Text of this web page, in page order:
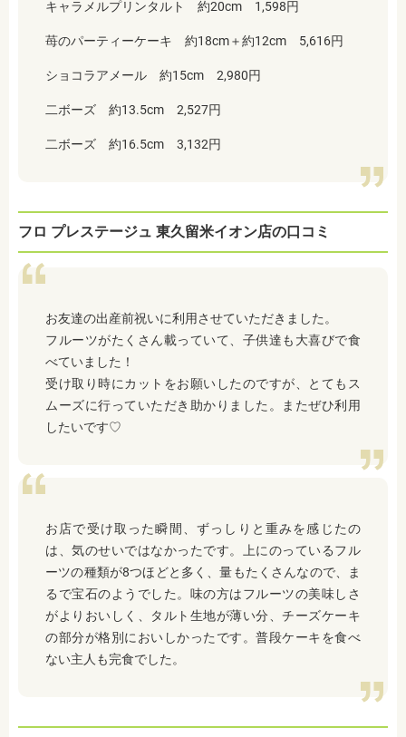
キャラメルプリンタルト 約20cm 1,598円
苺のパーティーケーキ 約18cm＋約12cm 5,616円
ショコラアメール 約15cm 2,980円
二ボーズ 約13.5cm 2,527円
二ボーズ 約16.5cm 3,132円
フロ プレステージュ 東久留米イオン店の口コミ
お友達の出産前祝いに利用させていただきました。
フルーツがたくさん載っていて、子供達も大喜びで食
べていました！
受け取り時にカットをお願いしたのですが、とてもス
ムーズに行っていただき助かりました。またぜひ利用
したいです♡
お店で受け取った瞬間、ずっしりと重みを感じたの
は、気のせいではなかったです。上にのっているフル
ーツの種類が8つほどと多く、量もたくさんなので、ま
るで宝石のようでした。味の方はフルーツの美味しさ
がよりおいしく、タルト生地が薄い分、チーズケーキ
の部分が格別においしかったです。普段ケーキを食べ
ない主人も完食でした。